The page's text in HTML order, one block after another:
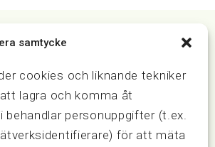
samtycke
cookies och liknande tekniker
lagra och komma åt
behandlar personuppgifter (t.ex.
för att mäta
& media